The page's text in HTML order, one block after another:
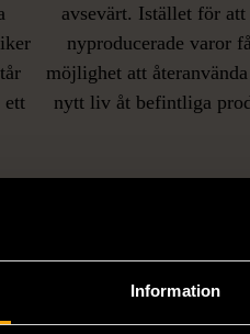
Information
ett
avsevärt. Istället för att
nyproducerade varor
möjlighet att
nytt liv åt befintliga
produkter som